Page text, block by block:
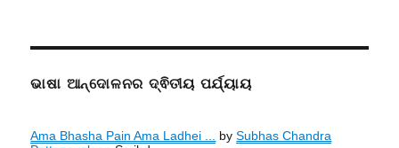
ଭାଷା ଆନ୍ଦୋଳନର ଦ୍ଵିତୀୟ ପର୍ଯ୍ୟାୟ
Ama Bhasha Pain Ama Ladhei ... bySubhas Chandra